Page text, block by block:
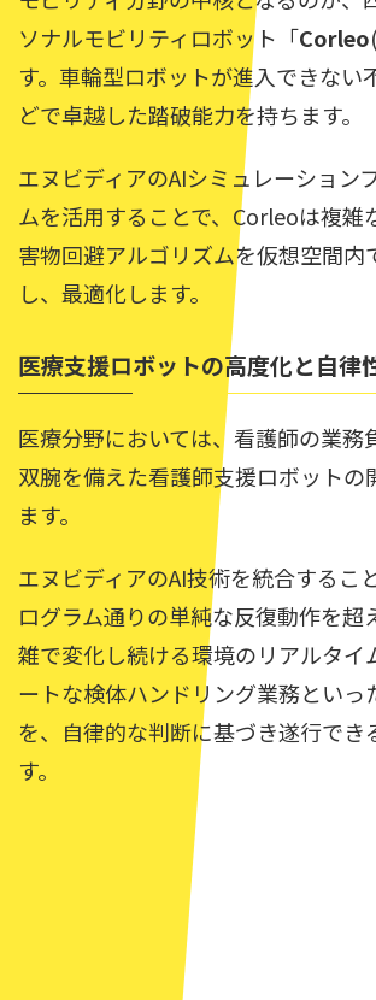
ソナルモビリティロボット「Corleo
す。車輪型ロボットが進入できない
どで卓越した踏破能力を持ちます。
エヌビディアのAIシミュレーション
ムを活用することで、Corleoは複雑
害物回避アルゴリズムを仮想空間内
し、最適化します。
医療支援ロボットの高度化と自律
医療分野においては、看護師の業務
双腕を備えた看護師支援ロボットの
ます。
エヌビディアのAI技術を統合するこ
ログラム通りの単純な反復動作を超
雑で変化し続ける環境のリアルタイ
ートな検体ハンドリング業務といっ
を、自律的な判断に基づき遂行でき
す。